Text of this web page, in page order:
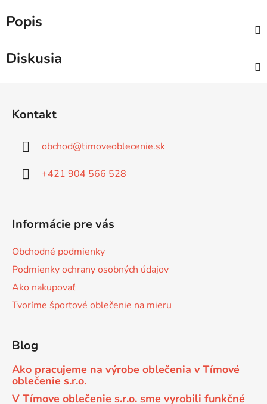
Popis
Diskusia
Kontakt
obchod@timoveoblecenie.sk
+421 904 566 528
Informácie pre vás
Obchodné podmienky
Podmienky ochrany osobných údajov
Ako nakupovať
Tvoríme športové oblečenie na mieru
Blog
Ako pracujeme na výrobe oblečenia v Tímové
oblečenie s.r.o.
V Tímove oblečenie s.r.o. sme vyrobili funkčné